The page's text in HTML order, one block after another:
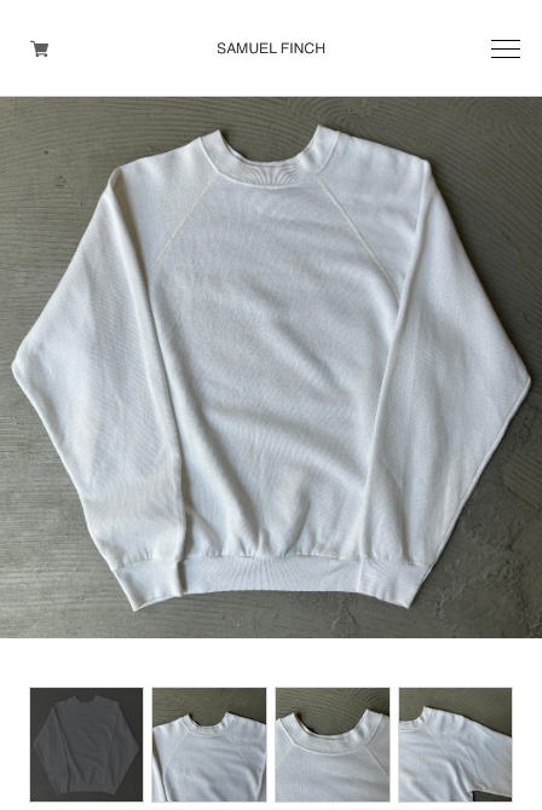
Men's
Maison Martin Margiela
Helmut Lang
Yohji Yamamoto
Other brands
TOPS
OUTER WEAR
BOTTOMS
DESIGNERS ARCHIVES